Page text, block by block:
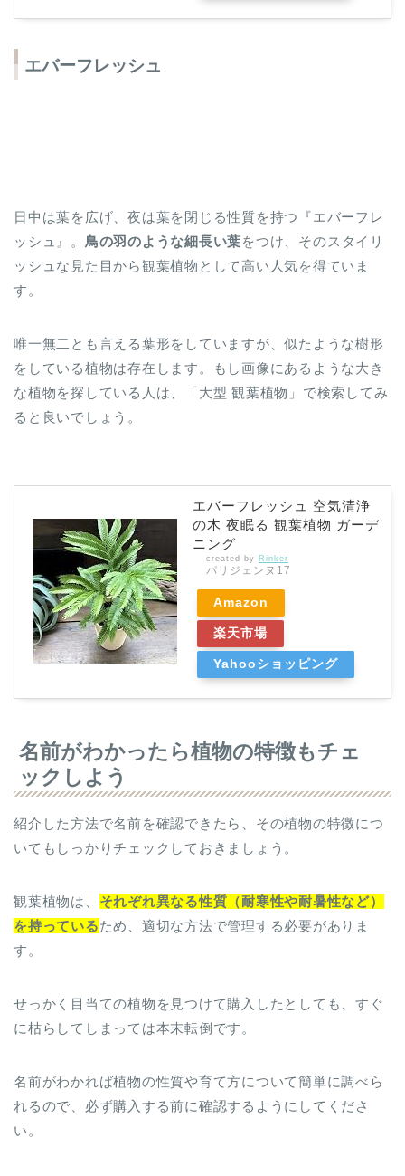
エバーフレッシュ
日中は葉を広げ、夜は葉を閉じる性質を持つ『エバーフレ
ッシュ』。 鳥の羽のような細長い葉をつけ、そのスタイリ
ッシュな見た目から観葉植物として高い人気を得ていま
す。
唯一無二とも言える葉形をしていますが、似たような樹形
をしている植物は存在します。もし画像にあるような大き
な植物を探している人は、「大型 観葉植物」で検索してみ
ると良いでしょう。
エバーフレッシュ 空気清浄
の木 夜眠る 観葉植物 ガーデ
ニング
created by Rinker
パリジェンヌ17
Amazon
楽天市場
Yahooショッピング
名前がわかったら植物の特徴もチェ
ックしよう
紹介した方法で名前を確認できたら、その植物の特徴につ
いてもしっかりチェックしておきましょう。
観葉植物は、 それぞれ異なる性質（耐寒性や耐暑性など）
を持っているため、適切な方法で管理する必要がありま
す。
せっかく目当ての植物を見つけて購入したとしても、すぐ
に枯らしてしまっては本末転倒です。
名前がわかれば植物の性質や育て方について簡単に調べら
れるので、必ず購入する前に確認するようにしてくださ
い。